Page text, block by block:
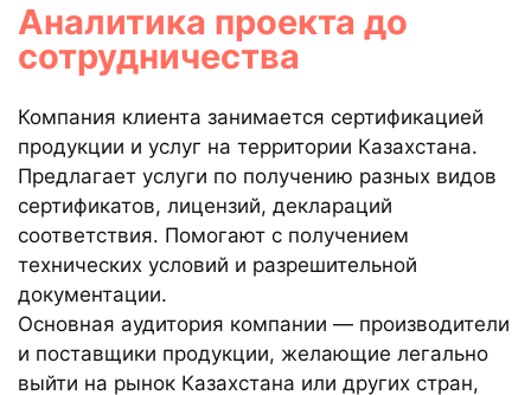
Аналитика проекта до
сотрудничества
Компания клиента занимается сертификацией
продукции и услуг на территории Казахстана.
Предлагает услуги по получению разных видов
сертификатов, лицензий, деклараций
соответствия. Помогают с получением
технических условий и разрешительной
документации.
Основная аудитория компании — производители
и поставщики продукции, желающие легально
выйти на рынок Казахстана или других стран,